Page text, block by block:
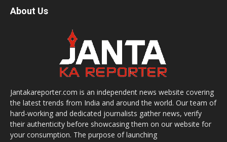
About Us
Jantakareporter.com is an independent news website covering
the latest trends from India and around the world. Our team of
hard-working and dedicated journalists gather news, verify
their authenticity before showcasing them on our website for
your consumption. The purpose of launching